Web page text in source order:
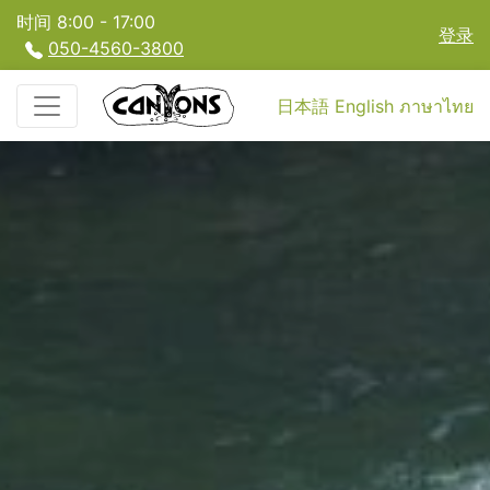
时间 8:00 - 17:00
050-4560-3800
登录
日本語 English ภาษาไทย